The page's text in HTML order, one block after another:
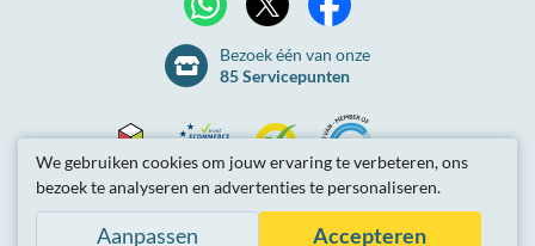
WhatsApp
Bezoek één van onze
85 Servicepunten
ThuiswinkelEcommerceKiyoh NLconnect
We gebruiken cookies om jouw ervaring te verbeteren, ons
bezoek te analyseren en advertenties te personaliseren.
Aanpassen Accepteren